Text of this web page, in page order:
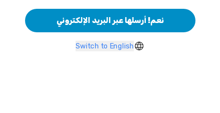
نعم! أرسلها عبر البريد الإلكتروني
Switch to English